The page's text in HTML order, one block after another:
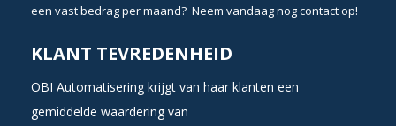
een vast bedrag per maand? Neem vandaag nogcontactop!
KLANT TEVREDENHEID
OBI Automatisering krijgt van haar klanten een
gemiddelde waardering van